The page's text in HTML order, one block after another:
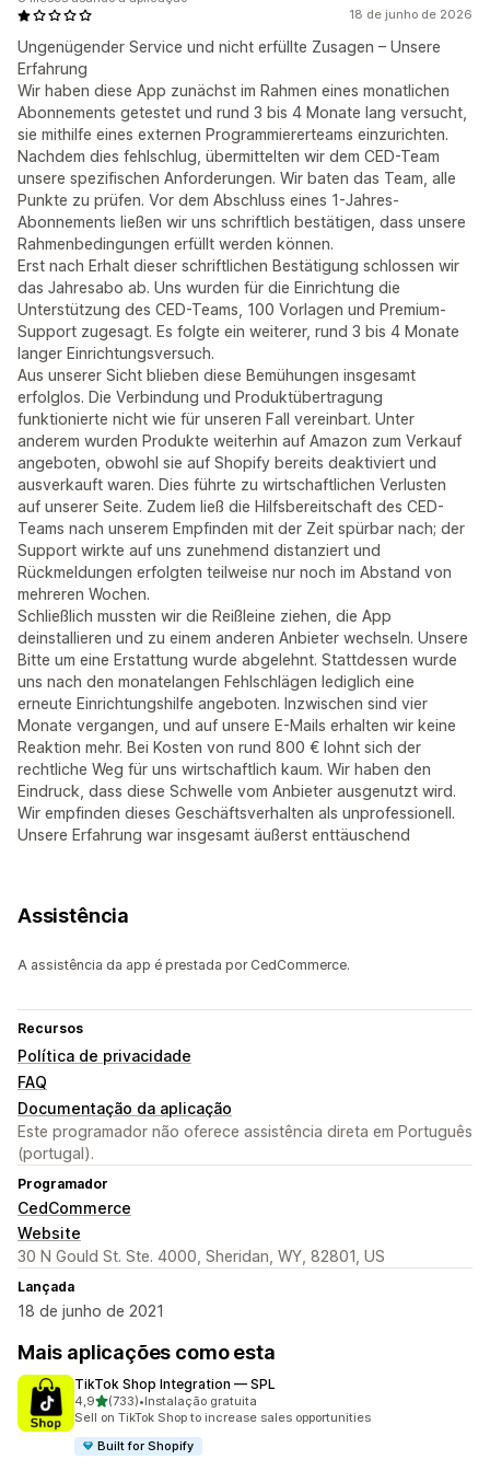
18 de junho de 2026
Ungenügender Service und nicht erfüllte Zusagen – Unsere
Erfahrung
Wir haben diese App zunächst im Rahmen eines monatlichen
Abonnements getestet und rund 3 bis 4 Monate lang versucht,
sie mithilfe eines externen Programmiererteams einzurichten.
Nachdem dies fehlschlug, übermittelten wir dem CED-Team
unsere spezifischen Anforderungen. Wir baten das Team, alle
Punkte zu prüfen. Vor dem Abschluss eines 1-Jahres-
Abonnements ließen wir uns schriftlich bestätigen, dass unsere
Rahmenbedingungen erfüllt werden können.
Erst nach Erhalt dieser schriftlichen Bestätigung schlossen wir
das Jahresabo ab. Uns wurden für die Einrichtung die
Unterstützung des CED-Teams, 100 Vorlagen und Premium-
Support zugesagt. Es folgte ein weiterer, rund 3 bis 4 Monate
langer Einrichtungsversuch.
Aus unserer Sicht blieben diese Bemühungen insgesamt
erfolglos. Die Verbindung und Produktübertragung
funktionierte nicht wie für unseren Fall vereinbart. Unter
anderem wurden Produkte weiterhin auf Amazon zum Verkauf
angeboten, obwohl sie auf Shopify bereits deaktiviert und
ausverkauft waren. Dies führte zu wirtschaftlichen Verlusten
auf unserer Seite. Zudem ließ die Hilfsbereitschaft des CED-
Teams nach unserem Empfinden mit der Zeit spürbar nach; der
Support wirkte auf uns zunehmend distanziert und
Rückmeldungen erfolgten teilweise nur noch im Abstand von
mehreren Wochen.
Schließlich mussten wir die Reißleine ziehen, die App
deinstallieren und zu einem anderen Anbieter wechseln. Unsere
Bitte um eine Erstattung wurde abgelehnt. Stattdessen wurde
uns nach den monatelangen Fehlschlägen lediglich eine
erneute Einrichtungshilfe angeboten. Inzwischen sind vier
Monate vergangen, und auf unsere E-Mails erhalten wir keine
Reaktion mehr. Bei Kosten von rund 800 € lohnt sich der
rechtliche Weg für uns wirtschaftlich kaum. Wir haben den
Eindruck, dass diese Schwelle vom Anbieter ausgenutzt wird.
Wir empfinden dieses Geschäftsverhalten als unprofessionell.
Unsere Erfahrung war insgesamt äußerst enttäuschend
Assistência
A assistência da app é prestada por CedCommerce.
Recursos
Política de privacidade
FAQ
Documentação da aplicação
Este programador não oferece assistência direta em Português
(portugal).
Programador
CedCommerce
Website
30 N Gould St. Ste. 4000, Sheridan, WY, 82801, US
Lançada
18 de junho de 2021
Mais aplicações como esta
TikTok Shop Integration — SPL
4,9de 5 estrelas
(733)
733 total de avaliações
•Instalação gratuita
Sell on TikTok Shop to increase sales opportunities
Built for Shopify